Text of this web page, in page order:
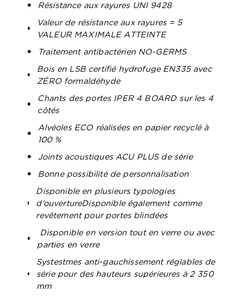
Résistance aux rayures UNI 9428
Valeur de résistance aux rayures = 5
VALEUR MAXIMALE ATTEINTE
Traitement antibactérien NO-GERMS
Bois en LSB certifié hydrofuge EN335 avec
ZÉRO formaldéhyde
Chants des portes IPER 4 BOARD sur les 4
côtés
Alvéoles ECO réalisées en papier recyclé à
100 %
Joints acoustiques ACU PLUS de série
Bonne possibilité de personnalisation
Disponible en plusieurs typologies
d’ouvertureDisponible également comme
revêtement pour portes blindées
Disponible en version tout en verre ou avec
parties en verre
Systestmes anti-gauchissement réglables de
série pour des hauteurs supérieures à 2 350
mm